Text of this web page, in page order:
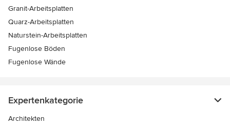
Granit-Arbeitsplatten
Quarz-Arbeitsplatten
Naturstein-Arbeitsplatten
Fugenlose Böden
Fugenlose Wände
Expertenkategorie
Architekten